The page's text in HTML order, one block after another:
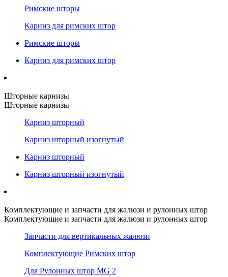
Римские шторы
Карниз для римских штор
Римские шторы
Карниз для римских штор
Шторные карнизы
Шторные карнизы
Карниз шторный
Карниз шторный изогнутый
Карниз шторный
Карниз шторный изогнутый
Комплектующие и запчасти для жалюзи и рулонных штор
Комплектующие и запчасти для жалюзи и рулонных штор
Запчасти для вертикальных жалюзи
Комплектующие Римских штор
Для Рулонных штор MG 2